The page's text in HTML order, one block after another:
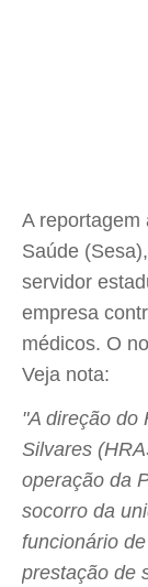
A reportagem
Saúde
servidor
empresa
médicos. O
Veja nota:
"A direção do
Silvares
operação da
socorro da
funcionário
prestação de